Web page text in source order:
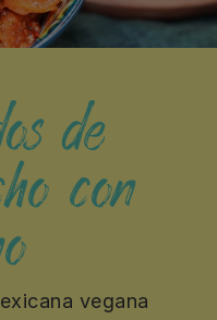
de
con
vegana